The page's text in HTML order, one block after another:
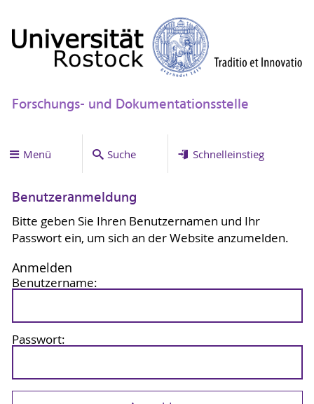
Forschungs- und Dokumentationsstelle
Menü Suche Schnelleinstieg
Benutzeranmeldung
Bitte geben Sie Ihren Benutzernamen und Ihr
Passwort ein, um sich an der Website anzumelden.
Anmelden
Benutzername:
Passwort: